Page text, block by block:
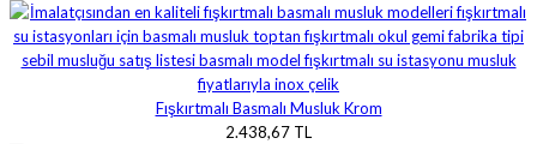
Fışkırtmalı Basmalı Musluk Krom
2.438,67 TL